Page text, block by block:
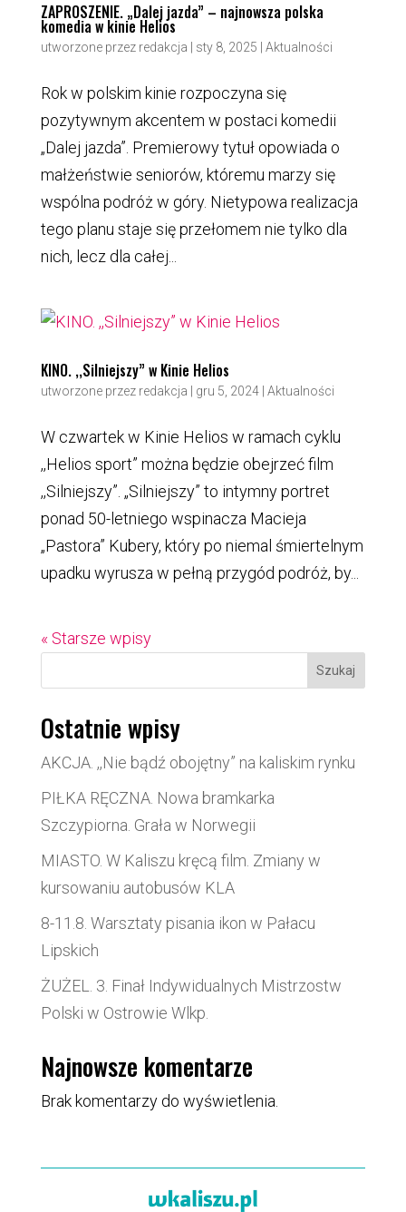
ZAPROSZENIE. „Dalej jazda” – najnowsza polska
komedia w kinie Helios
utworzone przez redakcja sty 8, 2025 Aktualności
Rok w polskim kinie rozpoczyna się
pozytywnym akcentem w postaci komedii
„Dalej jazda”. Premierowy tytuł opowiada o
małżeństwie seniorów, któremu marzy się
wspólna podróż w góry. Nietypowa realizacja
tego planu staje się przełomem nie tylko dla
nich, lecz dla całej...
KINO. ,,Silniejszy” w Kinie Helios
utworzone przez redakcja gru 5, 2024| Aktualności
W czwartek w Kinie Helios w ramach cyklu
,,Helios sport” można będzie obejrzeć film
,,Silniejszy”. „Silniejszy” to intymny portret
ponad 50-letniego wspinacza Macieja
„Pastora” Kubery, który po niemal śmiertelnym
upadku wyrusza w pełną przygód podróż, by...
« Starsze wpisy
Szukaj
Ostatnie wpisy
AKCJA. ,,Nie bądź obojętny” na kaliskim rynku
PIŁKA RĘCZNA. Nowa bramkarka
Szczypiorna. Grała w Norwegii
MIASTO. W Kaliszu kręcą film. Zmiany w
kursowaniu autobusów KLA
8-11.8. Warsztaty pisania ikon w Pałacu
Lipskich
ŻUŻEL. 3. Finał Indywidualnych Mistrzostw
Polski w Ostrowie Wlkp.
Najnowsze komentarze
Brak komentarzy do wyświetlenia.